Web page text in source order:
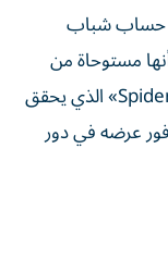
حساب شباب
مستوحاة من
الفيلم الجديد «Spider-Man: Brand New Day» الذي يحقق
فور عرضه في دور